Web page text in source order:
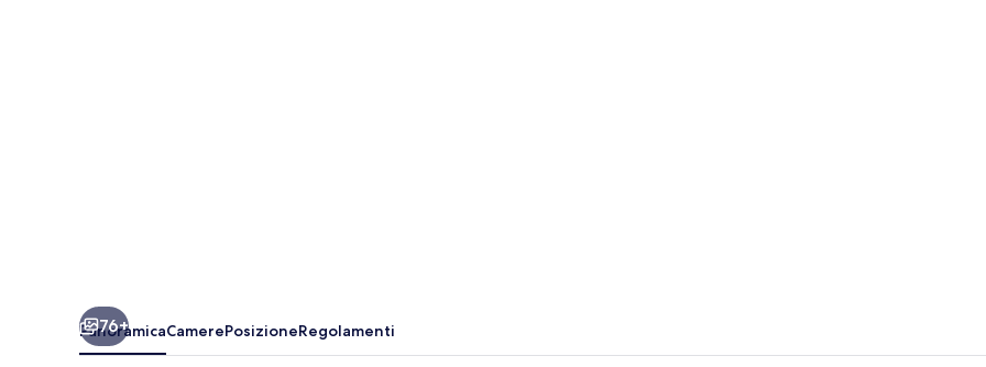
Inclusive
76+
PanoramicaCamerePosizioneRegolamenti